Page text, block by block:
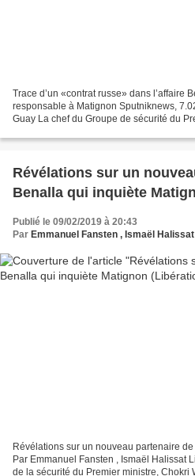
Trace d’un «contrat russe» dans l’affaire
responsable à Matignon Sputniknews,
Guay La chef du Groupe de sécurité du
Révélations sur un
Benalla qui inquiète
Publié le 09/02/2019 à 20:43
Par Emmanuel Fansten , Ismaël Halissat
Révélations sur un nouveau partenaire
Par Emmanuel Fansten , Ismaël Halissat
de la sécurité du Premier ministre, Chokri